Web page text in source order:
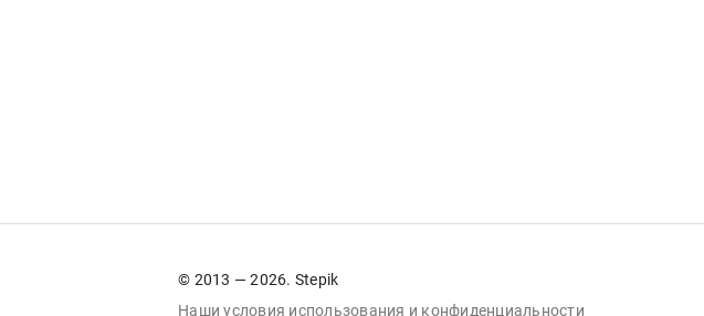
© 2013 — 2026. Stepik
Наши условия использования и конфиденциальности